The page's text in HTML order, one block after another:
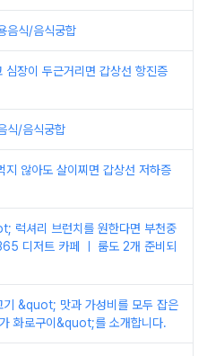
음식/음식궁합
심장이 두근거리면 갑상선 항진증
식/음식궁합
지 않아도 살이찌면 갑상선 저하증
럭셔리 브런치를 원한다면 부천중
디저트 카페 ㅣ 룸도 2개 준비되
기 &quot; 맛과 가성비를 모두 잡은
화로구이&quot;를 소개합니다.